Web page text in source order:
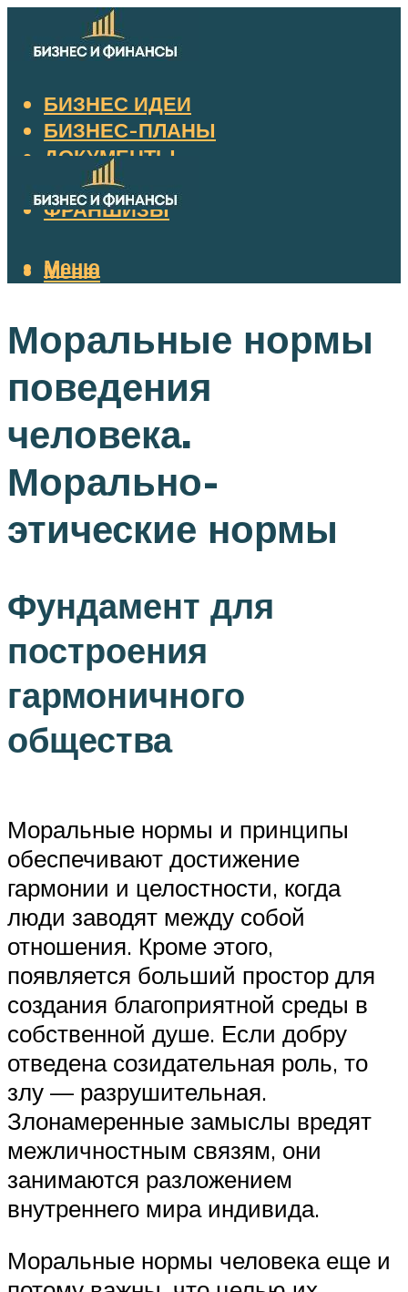
БИЗНЕС ИДЕИ
БИЗНЕС-ПЛАНЫ
ДОКУМЕНТЫ
НАЛОГИ
ФРАНШИЗЫ
Меню
Меню
Моральные нормы
поведения
человека.
Морально-
этические нормы
Фундамент для
построения
гармоничного
общества
Моральные нормы и принципы
обеспечивают достижение
гармонии и целостности, когда
люди заводят между собой
отношения. Кроме этого,
появляется больший простор для
создания благоприятной среды в
собственной душе. Если добру
отведена созидательная роль, то
злу — разрушительная.
Злонамеренные замыслы вредят
межличностным связям, они
занимаются разложением
внутреннего мира индивида.
Моральные нормы человека еще и